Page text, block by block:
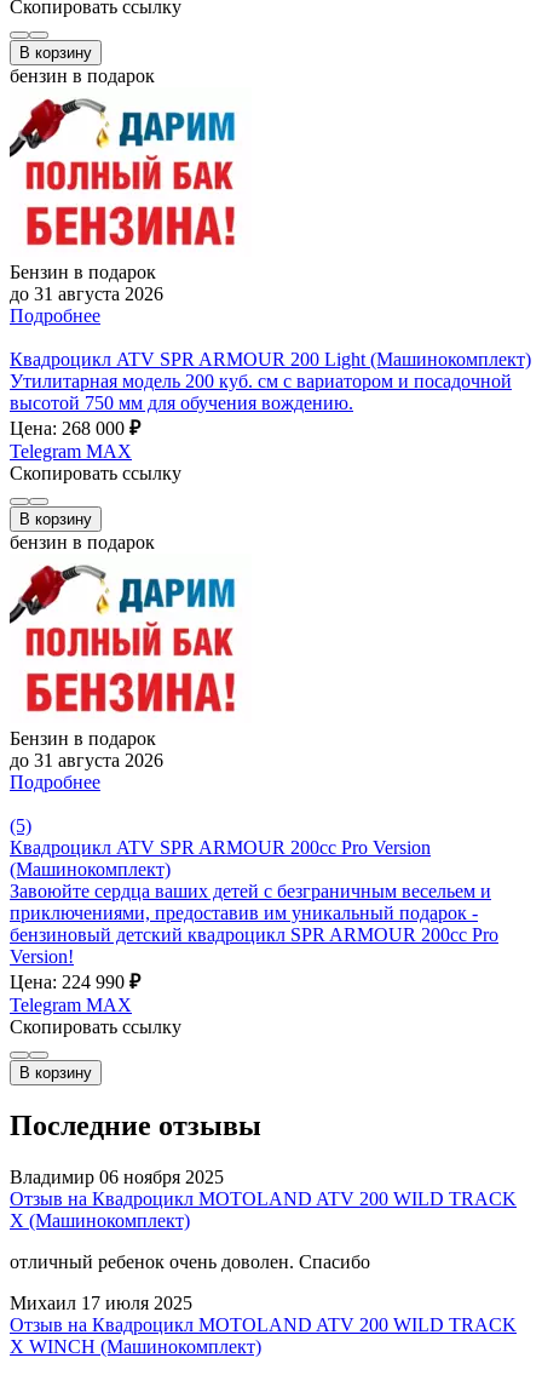
Скопировать ссылку
В корзину
бензин в подарок
Бензин в подарок
до 31 августа 2026
Подробнее
Квадроцикл ATV SPR ARMOUR 200 Light (Машинокомплект)
Утилитарная модель 200 куб. см с вариатором и посадочной
высотой 750 мм для обучения вождению.
Цена: 268 000 ₽
Telegram MAX
Скопировать ссылку
В корзину
бензин в подарок
Бензин в подарок
до 31 августа 2026
Подробнее
(5)
Квадроцикл ATV SPR ARMOUR 200cc Pro Version
(Машинокомплект)
Завоюйте сердца ваших детей с безграничным весельем и
приключениями, предоставив им уникальный подарок -
бензиновый детский квадроцикл SPR ARMOUR 200cc Pro
Version!
Цена: 224 990 ₽
Telegram MAX
Скопировать ссылку
В корзину
Последние отзывы
Владимир 06 ноября 2025
Отзыв на Квадроцикл MOTOLAND ATV 200 WILD TRACK
X (Машинокомплект)
отличный ребенок очень доволен. Спасибо
Михаил 17 июля 2025
Отзыв на Квадроцикл MOTOLAND ATV 200 WILD TRACK
X WINCH (Машинокомплект)